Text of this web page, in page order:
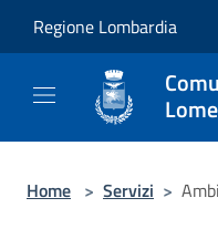
Regione Lombardia
Home > Servizi >